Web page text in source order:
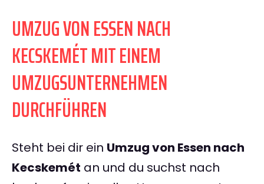
UMZUG VON ESSEN NACH
KECSKEMÉT MIT EINEM
UMZUGSUNTERNEHMEN
DURCHFÜHREN
Steht bei dir ein Umzug von Essen nach
Kecskemét an und du suchst nach